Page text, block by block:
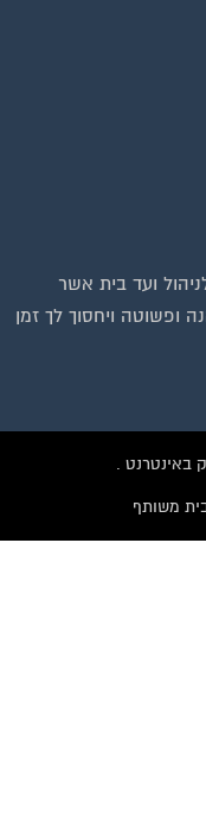
ועד בית אשר
ופשוטה ויחסוך לך זמן
משותף
בקשת הצטרפות בדף